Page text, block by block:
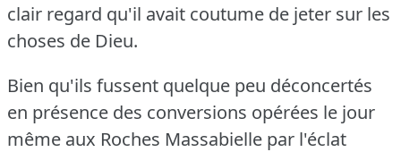
clair regard qu'il avait coutume de jeter sur les
choses de Dieu.
Bien qu'ils fussent quelque peu déconcertés
en présence des conversions opérées le jour
même aux Roches Massabielle par l'éclat